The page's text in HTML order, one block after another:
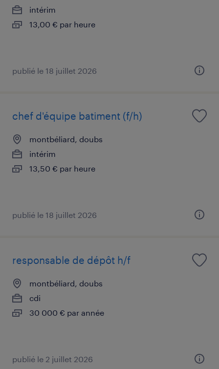
intérim
13,00 € par heure
publié le 18 juillet 2026
chef d'équipe batiment (f/h)
montbéliard, doubs
intérim
13,50 € par heure
publié le 18 juillet 2026
responsable de dépôt h/f
montbéliard, doubs
cdi
30 000 € par année
publié le 2 juillet 2026